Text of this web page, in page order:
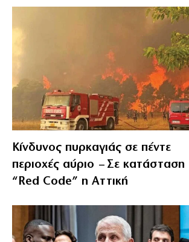
Κίνδυνος πυρκαγιάς σε πέντε
περιοχές αύριο – Σε κατάσταση
“Red Code” η Αττική